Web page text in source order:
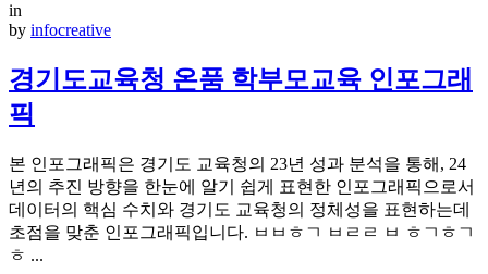
in
by infocreative
경기도교육청 온품 학부모교육 인포그래
픽
본 인포그래픽은 경기도 교육청의 23년 성과 분석을 통해, 24
년의 추진 방향을 한눈에 알기 쉽게 표현한 인포그래픽으로서
데이터의 핵심 수치와 경기도 교육청의 정체성을 표현하는데
초점을 맞춘 인포그래픽입니다. ㅂㅂㅎㄱ ㅂㄹㄹ ㅂ ㅎㄱㅎㄱ
ㅎ ...